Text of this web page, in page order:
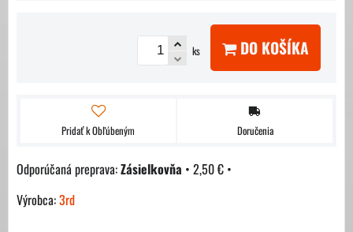
ks DO KOŠÍKA
Pridať k Obľúbeným Doručenia
Zásielkovňa • 2,50 € •
Výrobca:3rd